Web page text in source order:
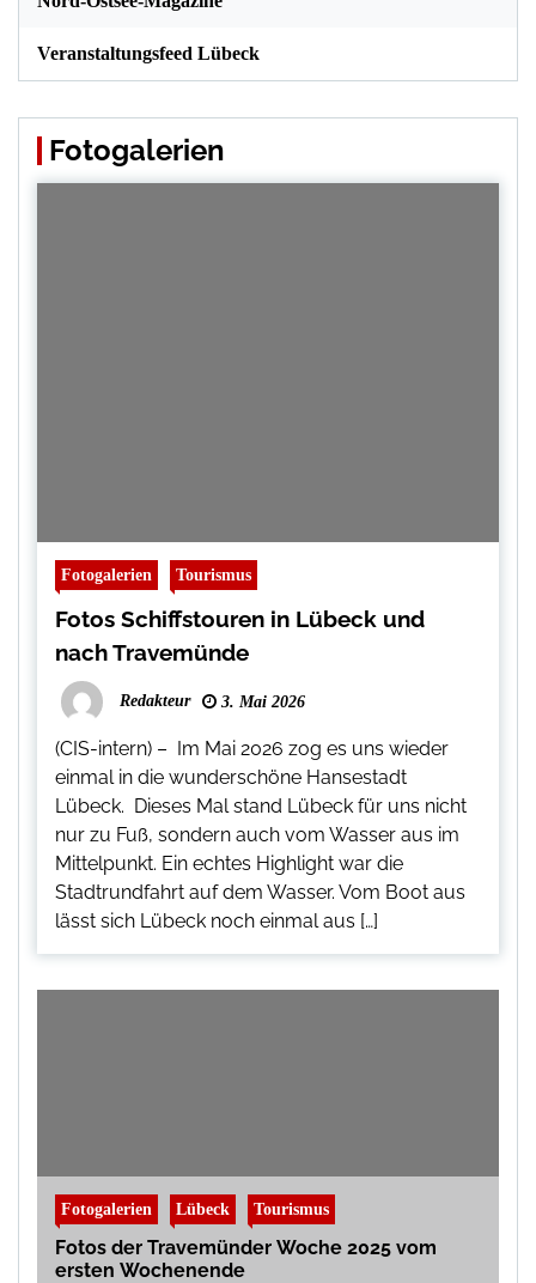
Veranstaltungsfeed Lübeck
Fotogalerien
Fotogalerien Tourismus
Fotos Schiffstouren in Lübeck und
nach Travemünde
Redakteur 3. Mai 2026
(CIS-intern) – Im Mai 2026 zog es uns wieder
einmal in die wunderschöne Hansestadt
Lübeck. Dieses Mal stand Lübeck für uns nicht
nur zu Fuß, sondern auch vom Wasser aus im
Mittelpunkt. Ein echtes Highlight war die
Stadtrundfahrt auf dem Wasser. Vom Boot aus
lässt sich Lübeck noch einmal aus […]
Fotogalerien Lübeck Tourismus
Fotos der Travemünder Woche 2025 vom
ersten Wochenende